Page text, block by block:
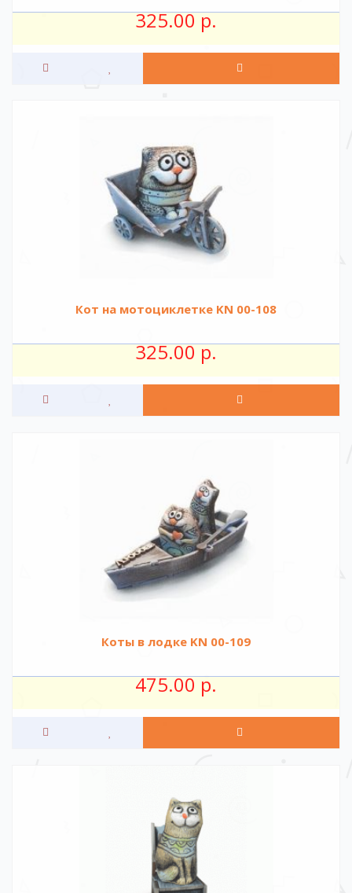
325.00 р.
Кот на мотоциклетке KN 00-108
325.00 р.
Коты в лодке KN 00-109
475.00 р.